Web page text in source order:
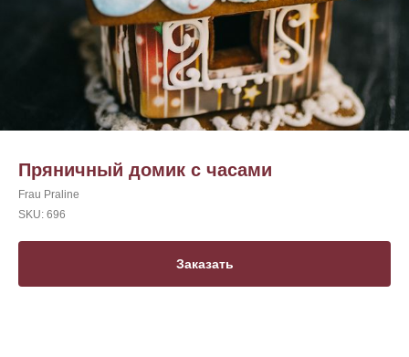
Пряничный домик с часами
Frau Praline
SKU: 696
Заказать